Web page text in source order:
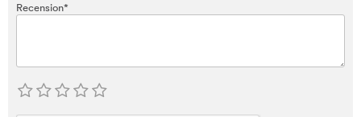
Recension*